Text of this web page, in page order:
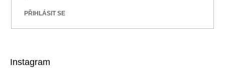
PŘIHLÁSIT SE
Instagram